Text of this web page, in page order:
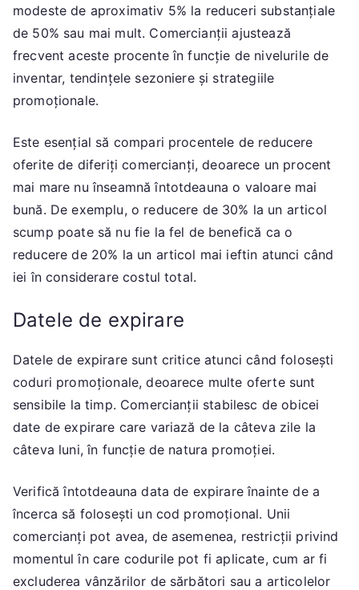
modeste de aproximativ 5% la reduceri substanțiale
de 50% sau mai mult. Comercianții ajustează
frecvent aceste procente în funcție de nivelurile de
inventar, tendințele sezoniere și strategiile
promoționale.
Este esențial să compari procentele de reducere
oferite de diferiți comercianți, deoarece un procent
mai mare nu înseamnă întotdeauna o valoare mai
bună. De exemplu, o reducere de 30% la un articol
scump poate să nu fie la fel de benefică ca o
reducere de 20% la un articol mai ieftin atunci când
iei în considerare costul total.
Datele de expirare
Datele de expirare sunt critice atunci când folosești
coduri promoționale, deoarece multe oferte sunt
sensibile la timp. Comercianții stabilesc de obicei
date de expirare care variază de la câteva zile la
câteva luni, în funcție de natura promoției.
Verifică întotdeauna data de expirare înainte de a
încerca să folosești un cod promoțional. Unii
comercianți pot avea, de asemenea, restricții privind
momentul în care codurile pot fi aplicate, cum ar fi
excluderea vânzărilor de sărbători sau a articolelor